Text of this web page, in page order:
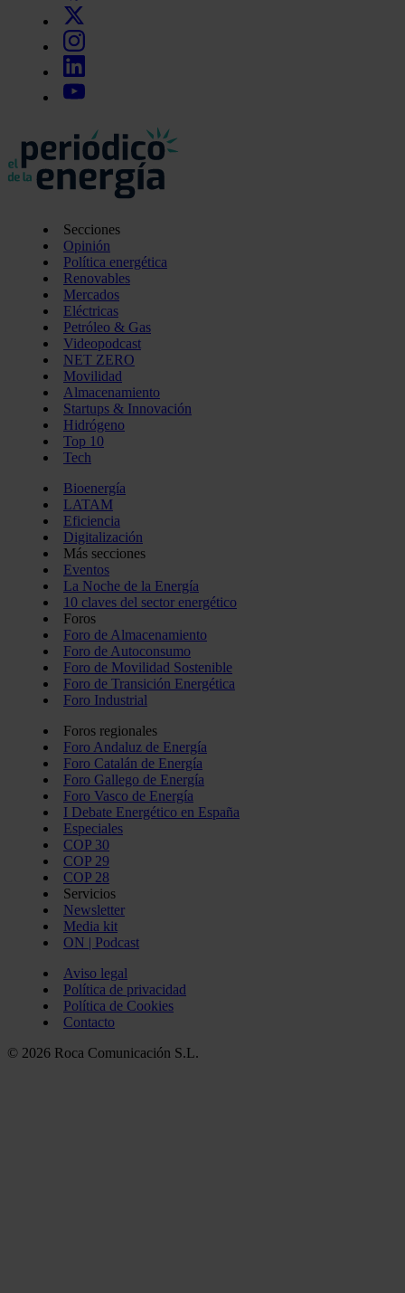
Secciones
Opinión
Política energética
Renovables
Mercados
Eléctricas
Petróleo & Gas
Videopodcast
NET ZERO
Movilidad
Almacenamiento
Startups & Innovación
Hidrógeno
Top 10
Tech
Bioenergía
LATAM
Eficiencia
Digitalización
Más secciones
Eventos
La Noche de la Energía
10 claves del sector energético
Foros
Foro de Almacenamiento
Foro de Autoconsumo
Foro de Movilidad Sostenible
Foro de Transición Energética
Foro Industrial
Foros regionales
Foro Andaluz de Energía
Foro Catalán de Energía
Foro Gallego de Energía
Foro Vasco de Energía
I Debate Energético en España
Especiales
COP 30
COP 29
COP 28
Servicios
Newsletter
Media kit
ON | Podcast
Aviso legal
Política de privacidad
Política de Cookies
Contacto
© 2026 Roca Comunicación S.L.